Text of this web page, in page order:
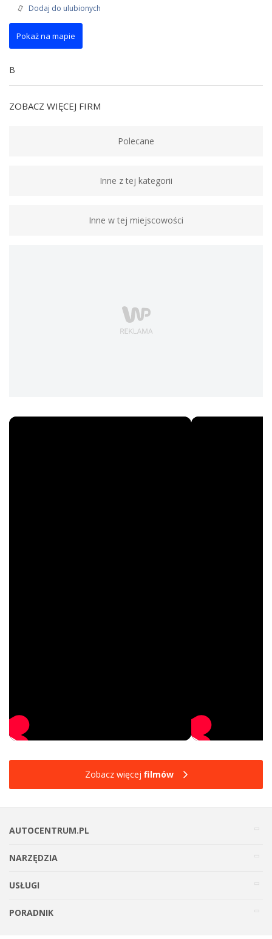
Dodaj do ulubionych
Pokaż na mapie
B
ZOBACZ WIĘCEJ FIRM
Polecane
Inne z tej kategorii
Inne w tej miejscowości
Zobacz więcej filmów
AUTOCENTRUM.PL
NARZĘDZIA
USŁUGI
PORADNIK